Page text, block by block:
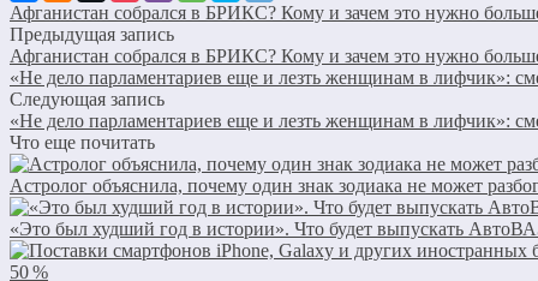
Афганистан собрался в БРИКС? Кому и зачем это нужно
Предыдущая запись
Афганистан собрался в БРИКС? Кому и зачем это нужно
«Не дело парламентариев еще и лезть женщинам в лифчик»:
Следующая запись
«Не дело парламентариев еще и лезть женщинам в лифчик»:
Что еще почитать
Астролог объяснила, почему один знак зодиака не может
«Это был худший год в истории». Что будет выпускать